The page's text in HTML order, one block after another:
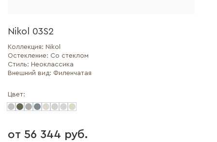
Nikol 03S2
Коллекция: Nikol
Остекление: Со стеклом
Стиль: Неоклассика
Внешний вид: Филенчатая
Цвет:
от 56 344 руб.